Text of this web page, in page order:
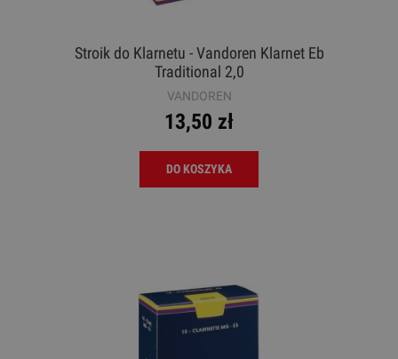
Stroik do Klarnetu - Vandoren Klarnet Eb
Traditional 2,0
VANDOREN
13,50 zł
DO KOSZYKA